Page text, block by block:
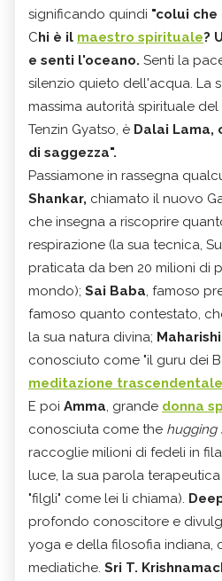
significando quindi "colui che
Chi è il maestro spirituale?
e senti l'oceano. Senti la
silenzio quieto dell'acqua. La
massima autorità spirituale
Tenzin Gyatso, è Dalai Lama,
di saggezza".
Passiamone in rassegna
Shankar, chiamato il nuovo
che insegna a riscoprire
respirazione (la sua tecnica,
praticata da ben 20 milioni di
mondo); Sai Baba, famoso
famoso quanto contestato,
la sua natura divina;
conosciuto come "il guru dei
meditazione trascendentale
E poi Amma, grande donna
conosciuta come the hugging
raccoglie milioni di fedeli in
luce, la sua parola terapeutica
"filgli" come lei li chiama).
profondo conoscitore e
yoga e della filosofia indiana,
mediatiche. Sri T.